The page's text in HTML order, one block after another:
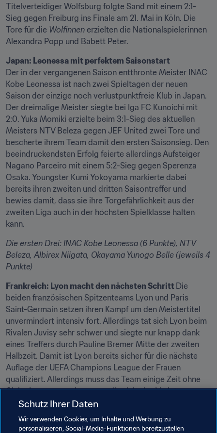
Titelverteidiger Wolfsburg folgte Sand mit einem 2:1-
Sieg gegen Freiburg ins Finale am 21. Mai in Köln. Die
Tore für die Wölfinnen erzielten die Nationalspielerinnen
Alexandra Popp und Babett Peter.
Japan: Leonessa mit perfektem Saisonstart
Der in der vergangenen Saison entthronte Meister INAC
Kobe Leonessa ist nach zwei Spieltagen der neuen
Saison der einzige noch verlustpunktfreie Klub in Japan.
Der dreimalige Meister siegte bei Iga FC Kunoichi mit
2:0. Yuka Momiki erzielte beim 3:1-Sieg des aktuellen
Meisters NTV Beleza gegen JEF United zwei Tore und
bescherte ihrem Team damit den ersten Saisonsieg. Den
beeindruckendsten Erfolg feierte allerdings Aufsteiger
Nagano Parceiro mit einem 5:2-Sieg gegen Sperenza
Osaka. Youngster Kumi Yokoyama markierte dabei
bereits ihren zweiten und dritten Saisontreffer und
bewies damit, dass sie ihre Torgefährlichkeit aus der
zweiten Liga auch in der höchsten Spielklasse halten
kann.
Die ersten Drei: INAC Kobe Leonessa (6 Punkte), NTV
Beleza, Albirex Niigata, Okayama Yunogo Belle (jeweils 4
Punkte)
Frankreich: Lyon macht den nächsten Schritt Die
beiden französischen Spitzenteams Lyon und Paris
Saint-Germain setzen ihren Kampf um den Meistertitel
unvermindert intensiv fort. Allerdings tat sich Lyon beim
Rivalen Juvisy sehr schwer und siegte nur knapp dank
eines Treffers durch Pauline Bremer Mitte der zweiten
Halbzeit. Damit ist Lyon bereits sicher für die nächste
Auflage der UEFA Champions League der Frauen
qualifiziert. Allerdings muss das Team einige Zeit ohne
Claire Lavogez auskommen, die sich eine Verletzung
zuzog. Paris Saint-Germain hingegen feierte einen klaren
4:0-Sieg bei Saint-Etienne, zu dem Marie-Laure Delie
zwei Tore beitrug.
Schutz Ihrer Daten
Wir verwenden Cookies, um Inhalte und Werbung zu
personalisieren, Social-Media-Funktionen bereitzustellen